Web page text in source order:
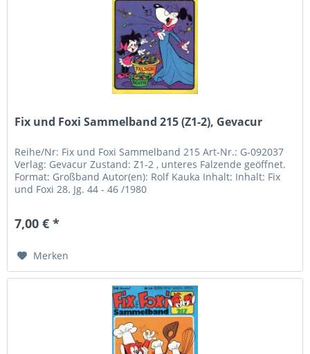
Fix und Foxi Sammelband 215 (Z1-2), Gevacur
Reihe/Nr: Fix und Foxi Sammelband 215 Art-Nr.: G-092037
Verlag: Gevacur Zustand: Z1-2 , unteres Falzende geöffnet.
Format: Großband Autor(en): Rolf Kauka Inhalt: Inhalt: Fix
und Foxi 28. Jg. 44 - 46 /1980
7,00 € *
Merken